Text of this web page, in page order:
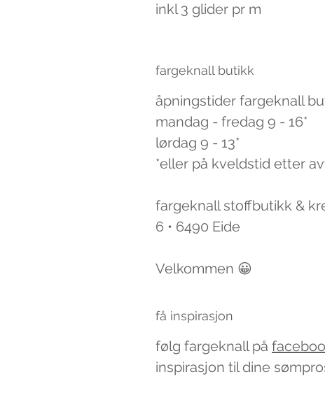
inkl 3 glider pr m
fargeknall butikk
åpningstider fargeknall
mandag - fredag 9 - 16*
lørdag 9 - 13*
*eller på kveldstid etter
fargeknall stoffbutikk &
6 • 6490 Eide
Velkommen 😀
få inspirasjon
følg fargeknall på
inspirasjon til dine